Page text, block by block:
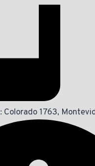
: Colorado 1763,